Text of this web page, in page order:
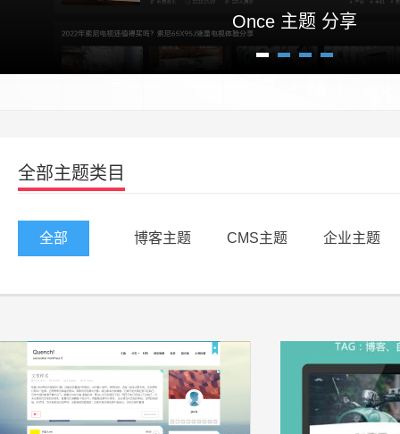
Once 主题 分享
全部主题类目
全部 博客主题 CMS主题 企业主题